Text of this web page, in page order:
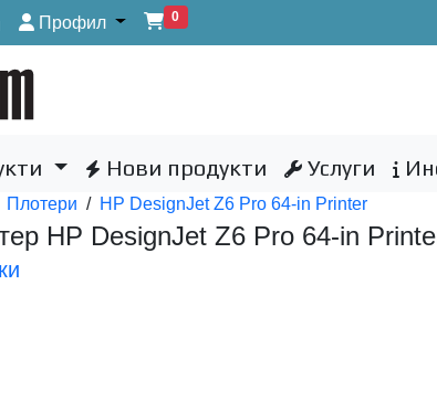
Профил 0
Нови продукти Услуги
Плотери / HP DesignJet Z6 Pro 64-in Printer
HP DesignJet Z6 Pro 64-in